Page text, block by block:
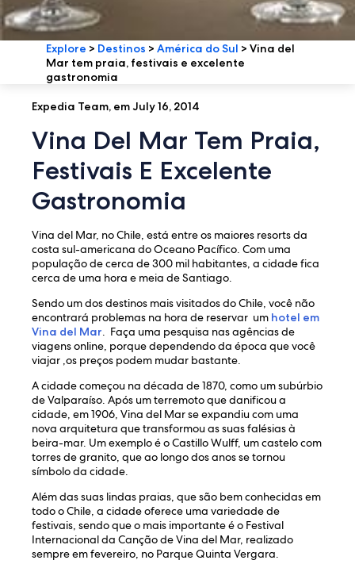
Explore > Destinos >América do Sul >Vina del
Mar tem praia, festivais e excelente
gastronomia
Expedia Team, em July 16, 2014
Vina Del Mar Tem Praia,
Festivais E Excelente
Gastronomia
Vina del Mar, no Chile, está entre os maiores resorts da
costa sul-americana do Oceano Pacífico. Com uma
população de cerca de 300 mil habitantes, a cidade fica
cerca de uma hora e meia de Santiago.
Sendo um dos destinos mais visitados do Chile, você não
encontrará problemas na hora de reservar um hotel em
Vina del Mar. Faça uma pesquisa nas agências de
viagens online, porque dependendo da época que você
viajar ,os preços podem mudar bastante.
A cidade começou na década de 1870, como um subúrbio
de Valparaíso. Após um terremoto que danificou a
cidade, em 1906, Vina del Mar se expandiu com uma
nova arquitetura que transformou as suas falésias à
beira-mar. Um exemplo é o Castillo Wulff, um castelo com
torres de granito, que ao longo dos anos se tornou
símbolo da cidade.
Além das suas lindas praias, que são bem conhecidas em
todo o Chile, a cidade oferece uma variedade de
festivais, sendo que o mais importante é o Festival
Internacional da Canção de Vina del Mar, realizado
sempre em fevereiro, no Parque Quinta Vergara.